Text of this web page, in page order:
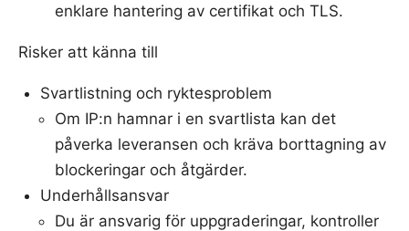
enklare hantering av certifikat och TLS.
Risker att känna till
Svartlistning och ryktesproblem
Om IP:n hamnar i en svartlista kan det
påverka leveransen och kräva borttagning av
blockeringar och åtgärder.
Underhållsansvar
Du är ansvarig för uppgraderingar, kontroller